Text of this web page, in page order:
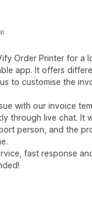
Order Printer for a
app. It offers
to customise the
with our invoice
through live chat. It
person, and the
fast response